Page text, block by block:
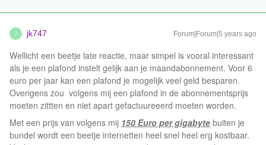
J jk747 Forum|Forum|5 years ago
Wellicht een beetje late reactie, maar simpel is vooral interessant
als je een plafond instelt gelijk aan je maandabonnement. Voor 6
euro per jaar kan een plafond je mogelijk veel geld besparen.
Overigens zou volgens mij een plafond in de abonnementsprijs
moeten zittten en niet apart gefactuureeerd moeten worden.
Met een prijs van volgens mij 150 Euro per gigabyte buiten je
bundel wordt een beetje internetten heel snel heel erg kostbaar.